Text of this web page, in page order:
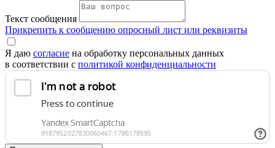
Текст сообщения
Прикрепить к сообщению опросный лист или реквизиты
Я даю согласие на обработку персональных данных
в соответствии с политикой конфиденциальности